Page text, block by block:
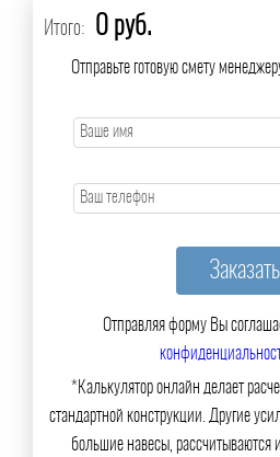
Итого: 0 руб.
Отправьте готовую смету
Отправляя форму Вы
*Калькулятор онлайн делает
стандартной конструкции. Другие
большие навесы,